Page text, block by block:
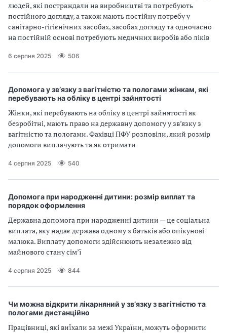
людей, які постраждали на виробництві та потребують
постійного догляду, а також мають постійну потребу у
санітарно-гігієнічних засобах, засобах догляду та одночасно
на постійній основі потребують медичних виробів або ліків
6 серпня 2025 506
Допомога у зв’язку з вагітністю та пологами жінкам, які
перебувають на обліку в центрі зайнятості
Жінки, які перебувають на обліку в центрі зайнятості як
безробітні, мають право на державну допомогу у зв’язку з
вагітністю та пологами. Фахівці ПФУ розповіли, який розмір
допомоги виплачують та як отримати
4 серпня 2025 540
Допомога при народженні дитини: розмір виплат та
порядок оформлення
Державна допомога при народженні дитини — це соціальна
виплата, яку надає держава одному з батьків або опікунові
малюка. Виплату допомоги здійснюють незалежно від
майнового стану сім’ї
4 серпня 2025 844
Чи можна відкрити лікарняний у зв’язку з вагітністю та
пологами дистанційно
Працівниці, які виїхали за межі України, можуть оформити